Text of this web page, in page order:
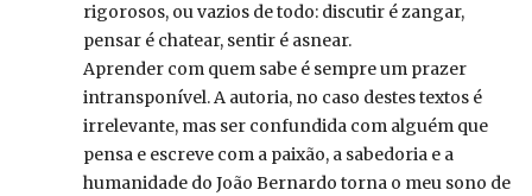
rigorosos, ou vazios de todo: discutir é zangar,
pensar é chatear, sentir é asnear.
Aprender com quem sabe é sempre um prazer
intransponível. A autoria, no caso destes textos é
irrelevante, mas ser confundida com alguém que
pensa e escreve com a paixão, a sabedoria e a
humanidade do João Bernardo torna o meu sono de